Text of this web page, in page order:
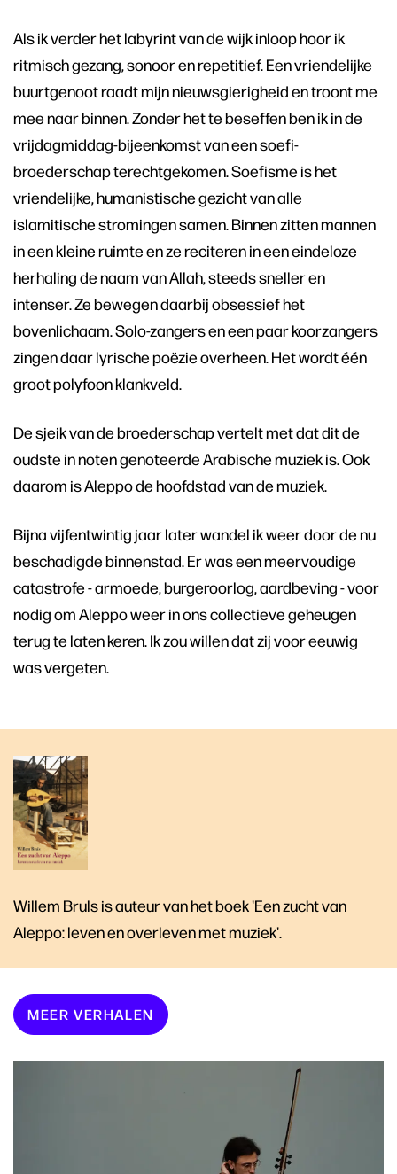
Als ik verder het labyrint van de wijk inloop hoor ik
ritmisch gezang, sonoor en repetitief. Een vriendelijke
buurtgenoot raadt mijn nieuwsgierigheid en troont me
mee naar binnen. Zonder het te beseffen ben ik in de
vrijdagmiddag-bijeenkomst van een soefi-
broederschap terechtgekomen. Soefisme is het
vriendelijke, humanistische gezicht van alle
islamitische stromingen samen. Binnen zitten mannen
in een kleine ruimte en ze reciteren in een eindeloze
herhaling de naam van Allah, steeds sneller en
intenser. Ze bewegen daarbij obsessief het
bovenlichaam. Solo-zangers en een paar koorzangers
zingen daar lyrische poëzie overheen. Het wordt één
groot polyfoon klankveld.
De sjeik van de broederschap vertelt met dat dit de
oudste in noten genoteerde Arabische muziek is. Ook
daarom is Aleppo de hoofdstad van de muziek.
Bijna vijfentwintig jaar later wandel ik weer door de nu
beschadigde binnenstad. Er was een meervoudige
catastrofe - armoede, burgeroorlog, aardbeving - voor
nodig om Aleppo weer in ons collectieve geheugen
terug te laten keren. Ik zou willen dat zij voor eeuwig
was vergeten.
Willem Bruls is auteur van het boek 'Een zucht van
Aleppo: leven en overleven met muziek'.
MEER VERHALEN